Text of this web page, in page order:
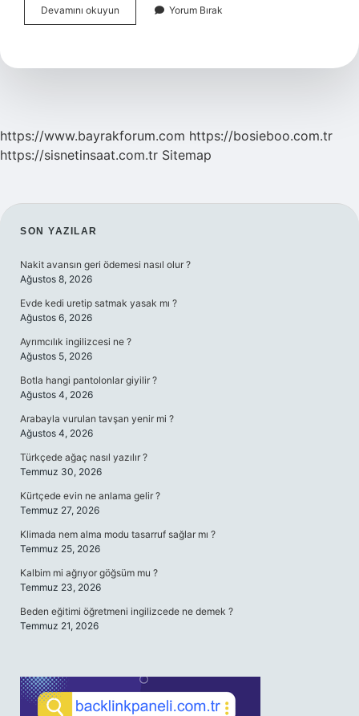
Devamını okuyun
Ne
Yorum Bırak
https://www.bayrakforum.com https://bosieboo.com.tr
https://sisnetinsaat.com.tr Sitemap
SIDEBAR
SON YAZILAR
Nakit avansın geri ödemesi nasıl olur ?
Ağustos 8, 2026
Evde kedi uretip satmak yasak mı ?
Ağustos 6, 2026
Ayrımcılık ingilizcesi ne ?
Ağustos 5, 2026
Botla hangi pantolonlar giyilir ?
Ağustos 4, 2026
Arabayla vurulan tavşan yenir mi ?
Ağustos 4, 2026
Türkçede ağaç nasıl yazılır ?
Temmuz 30, 2026
Kürtçede evin ne anlama gelir ?
Temmuz 27, 2026
Klimada nem alma modu tasarruf sağlar mı ?
Temmuz 25, 2026
Kalbim mi ağrıyor göğsüm mu ?
Temmuz 23, 2026
Beden eğitimi öğretmeni ingilizcede ne demek ?
Temmuz 21, 2026